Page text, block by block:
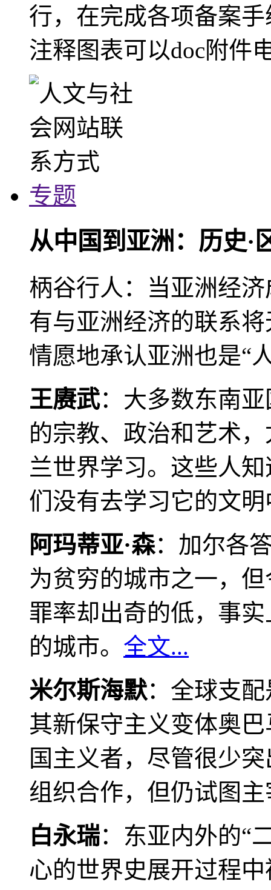
行，在完成各项备案
注释图表可以doc附件
专题
从中国到亚洲：历史·
柄谷行人：当亚洲经
有与亚洲经济的联系
情愿地承认亚洲也是“
王赓武：大多数东南
的宗教、政治和艺术
兰世界学习。这些人
们没有去学习它的文
阿玛蒂亚·森：加尔各
为贫穷的城市之一，
罪率却出奇的低，事
的城市。 全文...
米尔斯海默：全球支
其新保守主义变体奥
国主义者，尽管很少
组织合作，但仍试图
白永瑞：东亚内外的“
心的世界史展开过程